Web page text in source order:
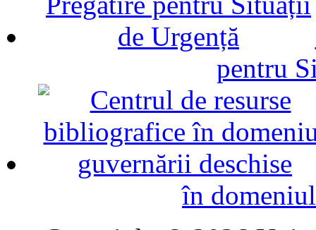
pentru
în